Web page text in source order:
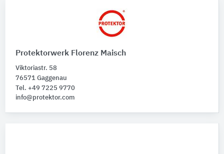
Protektorwerk Florenz Maisch
Viktoriastr. 58
76571 Gaggenau
Tel. +49 7225 9770
info@protektor.com